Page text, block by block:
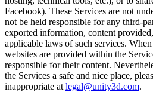
Facebook). These Services are not
not be held responsible for any third-
exported information, content
applicable laws of such services.
websites are provided within the
responsible for their content.
the Services a safe and nice place,
inappropriate at legal@unity3d.com.